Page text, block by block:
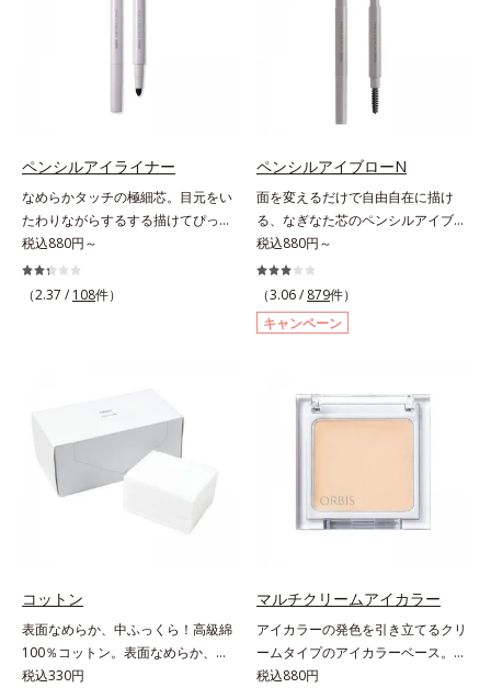
ペンシルアイライナー
なめらかタッチの極細芯。目元をい
たわりながらするする描けてぴった
り密着。するする描けてぴったり密
着。なめらかタッチの極細芯アイラ
イナーです。繊細な目のキワにも優
つ毛の間を埋めるようにぼかせば、
ぱっちりと際立つナチュラルな目元
が完成します。汗や涙、皮脂にも強
く、美しい仕上がりを長時間キー
プ。目元ケア成分(*)で目元の負担も
税込880円～
（2.37 / 108件）
ペンシルアイブローN
面を変えるだけで自由自在に描け
る、なぎなた芯のペンシルアイブロ
ー。角度を変えるだけで自由自在に
描けるペンシルアイブローです。な
ぎなた芯だから、接地面を変えるだ
けで太い線から細い線まで、テクニ
ックいらずで簡単に。スムースライ
にはスクリューブラシが付いている
ので、毛流れを整えたり、色をなじ
んわり眉に仕上がります。※中身を
取り替えられるリフィルをご用意し
イソステアリル/フィトステリル）
配合＝感触向上成分
税込880円～
（3.06 / 879件）
キャンペーン
コットン
表面なめらか、中ふっくら！高級綿
100％コットン。表面なめらか、中
ふっくら！ 高級綿100%のコットン
税込330円
マルチクリームアイカラー
アイカラーの発色を引き立てるクリ
ームタイプのアイカラーベース。ア
イカラーの発色とツヤめきを最大限
税込880円